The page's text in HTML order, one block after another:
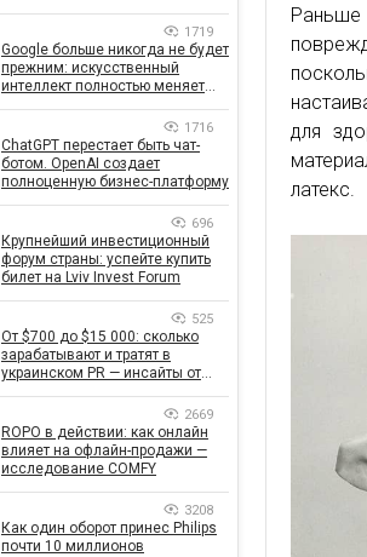
для
латекс.
влияет на эффективность
кампаний
1719
Google больше никогда не будет
прежним: искусственный
интеллект полностью меняет
1716
ChatGPT перестает быть чат-
ботом. OpenAI создает
полноценную бизнес-платформу
696
Крупнейший инвестиционный
форум страны: успейте купить
билет на Lviv Invest Forum
525
От $700 до $15 000: сколько
зарабатывают и тратят в
украинском PR — инсайты от
2669
ROPO в действии: как онлайн
влияет на офлайн-продажи —
исследование COMFY
3208
Как один оборот принес Philips
почти 10 миллионов